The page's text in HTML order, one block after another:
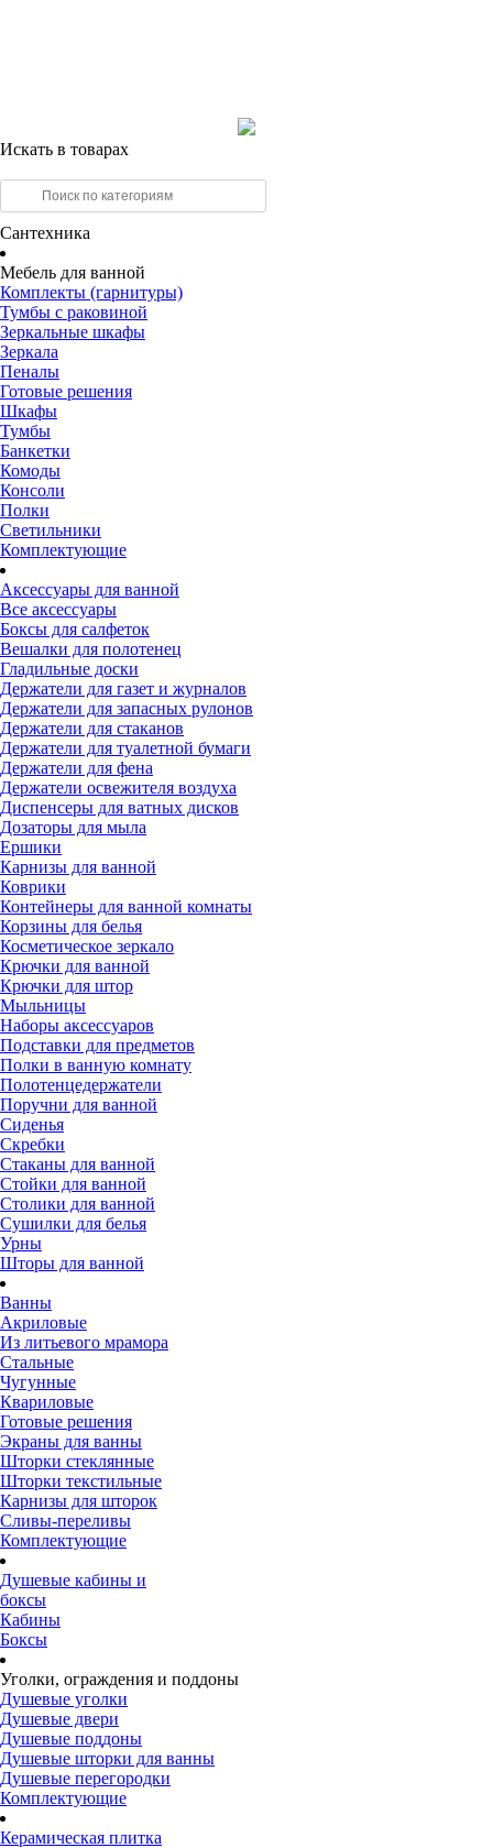
Искать в товарах
Сантехника
Мебель для ванной
Комплекты (гарнитуры)
Тумбы с раковиной
Зеркальные шкафы
Зеркала
Пеналы
Готовые решения
Шкафы
Тумбы
Банкетки
Комоды
Консоли
Полки
Светильники
Комплектующие
Аксессуары для ванной
Все аксессуары
Боксы для салфеток
Вешалки для полотенец
Гладильные доски
Держатели для газет и журналов
Держатели для запасных рулонов
Держатели для стаканов
Держатели для туалетной бумаги
Держатели для фена
Держатели освежителя воздуха
Диспенсеры для ватных дисков
Дозаторы для мыла
Ершики
Карнизы для ванной
Коврики
Контейнеры для ванной комнаты
Корзины для белья
Косметическое зеркало
Крючки для ванной
Крючки для штор
Мыльницы
Наборы аксессуаров
Подставки для предметов
Полки в ванную комнату
Полотенцедержатели
Поручни для ванной
Сиденья
Скребки
Стаканы для ванной
Стойки для ванной
Столики для ванной
Сушилки для белья
Урны
Шторы для ванной
Ванны
Акриловые
Из литьевого мрамора
Стальные
Чугунные
Квариловые
Готовые решения
Экраны для ванны
Шторки стеклянные
Шторки текстильные
Карнизы для шторок
Сливы-переливы
Комплектующие
Душевые кабины и
боксы
Кабины
Боксы
Уголки, ограждения и поддоны
Душевые уголки
Душевые двери
Душевые поддоны
Душевые шторки для ванны
Душевые перегородки
Комплектующие
Керамическая плитка